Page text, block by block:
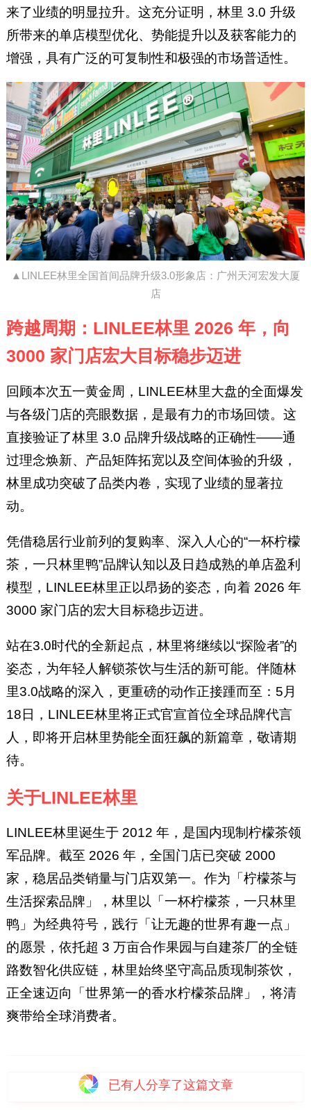
来了业绩的明显拉升。这充分证明，林里 3.0 升级
所带来的单店模型优化、势能提升以及获客能力的
增强，具有广泛的可复制性和极强的市场普适性。
▲LINLEE林里全国首间品牌升级3.0形象店：广州天河宏发大厦
店
跨越周期：LINLEE林里 2026 年，向
3000 家门店宏大目标稳步迈进
回顾本次五一黄金周，LINLEE林里大盘的全面爆发
与各级门店的亮眼数据，是最有力的市场回馈。这
直接验证了林里 3.0 品牌升级战略的正确性——通
过理念焕新、产品矩阵拓宽以及空间体验的升级，
林里成功突破了品类内卷，实现了业绩的显著拉
动。
凭借稳居行业前列的复购率、深入人心的“一杯柠檬
茶，一只林里鸭”品牌认知以及日趋成熟的单店盈利
模型，LINLEE林里正以昂扬的姿态，向着 2026 年
3000 家门店的宏大目标稳步迈进。
站在3.0时代的全新起点，林里将继续以“探险者”的
姿态，为年轻人解锁茶饮与生活的新可能。伴随林
里3.0战略的深入，更重磅的动作正接踵而至：5月
18日，LINLEE林里将正式官宣首位全球品牌代言
人，即将开启林里势能全面狂飙的新篇章，敬请期
待。
关于LINLEE林里
LINLEE林里诞生于 2012 年，是国内现制柠檬茶领
军品牌。截至 2026 年，全国门店已突破 2000
家，稳居品类销量与门店双第一。作为「柠檬茶与
生活探索品牌」，林里以「一杯柠檬茶，一只林里
鸭」为经典符号，践行「让无趣的世界有趣一点」
的愿景，依托超 3 万亩合作果园与自建茶厂的全链
路数智化供应链，林里始终坚守高品质现制茶饮，
正全速迈向「世界第一的香水柠檬茶品牌」，将清
爽带给全球消费者。
已有人分享了这篇文章